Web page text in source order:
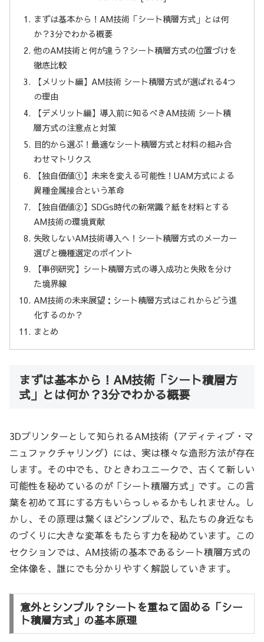
まずは基本から！AM技術「シート積層方式」とは何
か？3分でわかる概要
他のAM技術と何が違う？シート積層方式の位置づけを
徹底比較
【メリット編】AM技術 シート積層方式が選ばれる4つ
の理由
【デメリット編】導入前に知るべきAM技術 シート積
層方式の注意点と対策
目的から選ぶ！最適なシート積層方式と材料の組み合
わせマトリクス
【独自価値①】未来を変える可能性！UAM方式による
異種金属接合という革命
【独自価値②】SDGs時代の新常識？紙を材料とする
AM技術の環境貢献
失敗しないAM技術導入へ！シート積層方式のメーカー
選びと機種選定のポイント
【事例研究】シート積層方式の導入成功と失敗を分け
た境界線
AM技術の未来展望：シート積層方式はこれからどう進
化するのか？
まとめ
まずは基本から！AM技術「シート積層方
式」とは何か？3分でわかる概要
3Dプリンターとして知られるAM技術（アディティブ・マ
ニュファクチャリング）には、実は様々な造形方法が存在
します。その中でも、ひときわユニークで、古くて新しい
可能性を秘めているのが「シート積層方式」です。この言
葉を初めて耳にする方もいらっしゃるかもしれません。し
かし、その原理は驚くほどシンプルで、私たちの身近なも
のづくりに大きな変革をもたらす力を秘めています。この
セクションでは、AM技術の基本であるシート積層方式の
全体像を、誰にでも分かりやすく解説していきます。
意外とシンプル？シートを重ねて固める「シー
ト積層方式」の基本原理